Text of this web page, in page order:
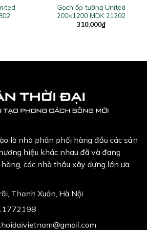
Gạch ốp tường United
200×1200 MDK 21202
310,000₫
là nhà phân phối hàng đầu các sản
hiệu khác nhau đã và đang
các nhà thầu xây dựng lớn ưa
Thanh Xuân, Hà Nội